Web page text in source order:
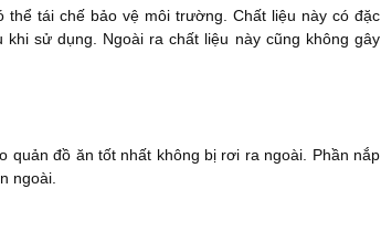
tái chế bảo vệ môi trường. Chất liệu này có đặc
sử dụng. Ngoài ra chất liệu này cũng không gây
quản đồ ăn tốt nhất không bị rơi ra ngoài. Phần nắp
ngoài.